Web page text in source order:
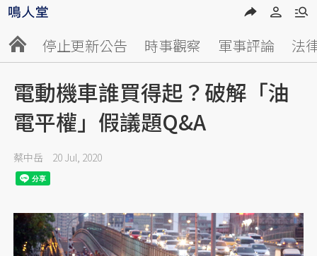
停止更新公告 時事觀察 軍事評論 法
電動機車誰買得起？破解「油
電平權」假議題Q&A
蔡中岳 20 Jul, 2020